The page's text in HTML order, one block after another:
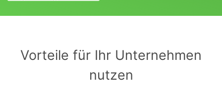
Vorteile für Ihr Unternehmen
nutzen